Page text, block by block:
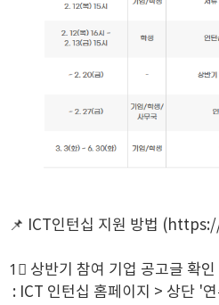
📌 ICT인턴십 지원 방법 (
1⃣ 상반기 참여 기업 공고글 확인
: ICT 인턴십 홈페이지 > 상단 '